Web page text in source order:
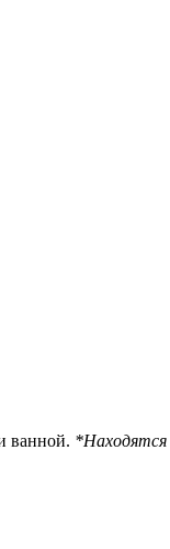
ванной.